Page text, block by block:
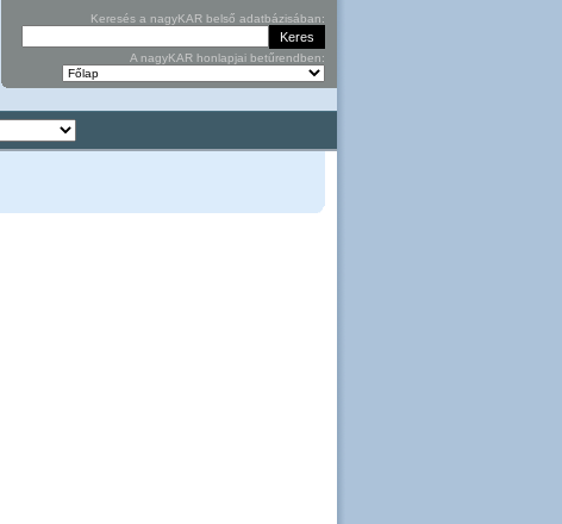
Keresés a nagyKAR belső adatbázisában:
A nagyKAR honlapjai betűrendben: